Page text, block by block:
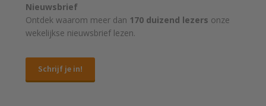
Nieuwsbrief
Ontdek waarom meer dan 170 duizend lezers onze
wekelijkse nieuwsbrief lezen.
Schrijf je in!